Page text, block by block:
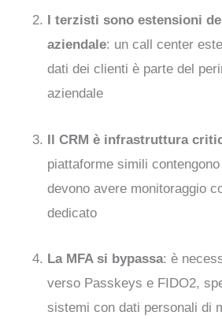
I terzisti sono estensioni
aziendale: un call center
dati dei clienti è parte del
aziendale
Il CRM è infrastruttura
piattaforme simili
devono avere monitoraggio
dedicato
La MFA si bypassa: è
verso Passkeys e FIDO2,
sistemi con dati personali di